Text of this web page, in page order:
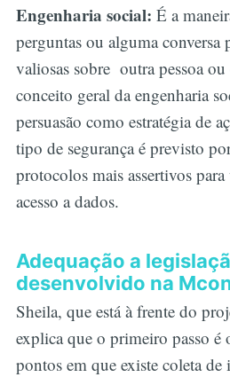
Engenharia social: É a
perguntas ou alguma conversa
valiosas sobre outra pessoa ou
conceito geral da engenharia
persuasão como estratégia de
tipo de segurança é previsto
protocolos mais assertivos
acesso a dados.
Adequação a
desenvolvido na
Sheila, que está à frente do
explica que o primeiro passo é
pontos em que existe coleta de